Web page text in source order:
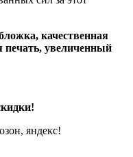
качественная
печать, увеличенный
яндекс!